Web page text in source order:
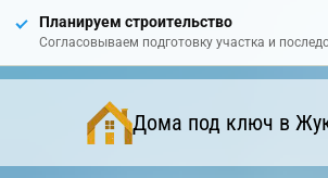
Планируем строительство
Согласовываем подготовку участка и
Дома под ключ в